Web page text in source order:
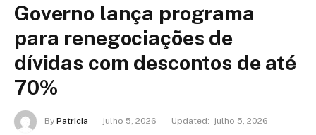
Governo lança programa
para renegociações de
dívidas com descontos de até
70%
By Patricia julho 5, 2026 Updated:
julho 5, 2026